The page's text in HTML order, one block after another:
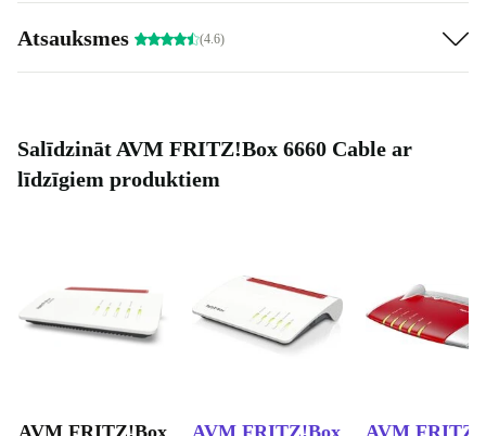
Atsauksmes (4.6)
Salīdzināt AVM FRITZ!Box 6660 Cable ar
līdzīgiem produktiem